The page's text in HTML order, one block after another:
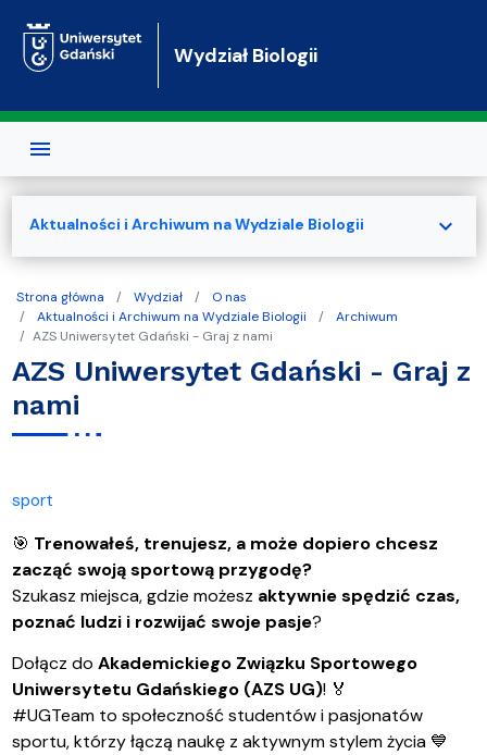
Wydział Biologii
Strona główna Wydział
O nas
Aktualności i Archiwum na Wydziale Biologii
Archiwum
AZS Uniwersytet Gdański - Graj z nami
AZS Uniwersytet Gdański - Graj z
nami
sport
🎯 Trenowałeś, trenujesz, a może dopiero chcesz
zacząć swoją sportową przygodę?
Szukasz miejsca, gdzie możesz aktywnie spędzić czas,
poznać ludzi i rozwijać swoje pasje?
Dołącz do Akademickiego Związku Sportowego
Uniwersytetu Gdańskiego (AZS UG)! 🏅
#UGTeam to społeczność studentów i pasjonatów
sportu, którzy łączą naukę z aktywnym stylem życia 💙
Aktualności i Archiwum na Wydziale Biologii expand_more